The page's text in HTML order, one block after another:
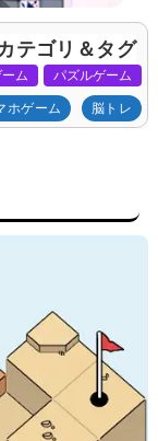
テゴリ＆タグ
ム パズルゲーム
ホゲーム 脳トレ